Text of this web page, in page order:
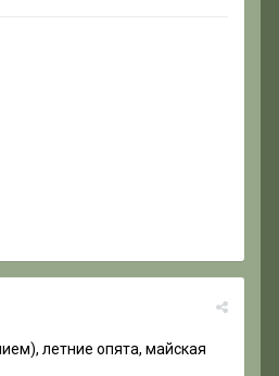
летние опята, майская